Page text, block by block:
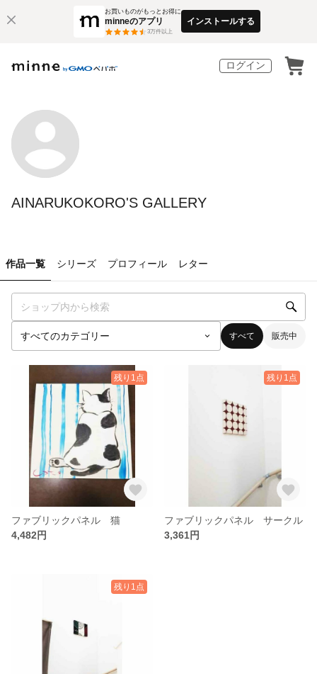
お買いものがもっとお得に
minneのアプリ
3万件以上
インストールする
ログイン
AINARUKOKORO'S GALLERY
作品一覧 シリーズ プロフィール レター
すべて 販売中
残り1点
ファブリックパネル 猫
4,482円
残り1点
ファブリックパネル サークル
3,361円
残り1点